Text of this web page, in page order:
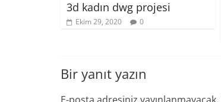
3d kadın dwg projesi
Ekim 29, 2020 0
Bir yanıt yazın